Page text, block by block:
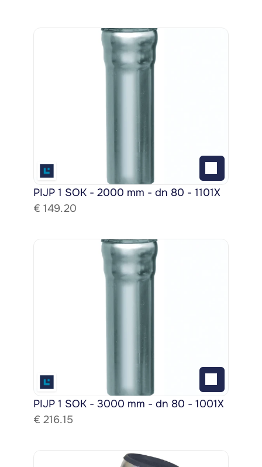
PIJP 1 SOK - 2000 mm - dn 80 - 1101X
€ 149.20
PIJP 1 SOK - 3000 mm - dn 80 - 1001X
€ 216.15